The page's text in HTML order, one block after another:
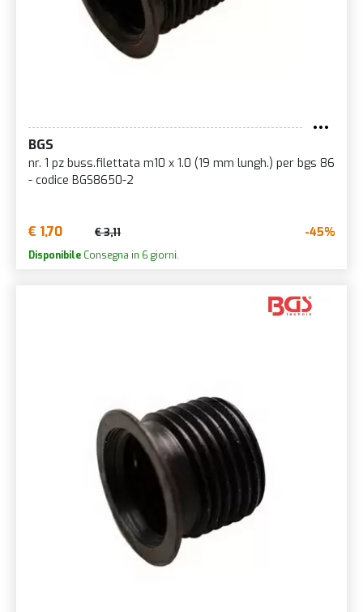
BGS
nr. 1 pz buss.filettata m10 x 1.0 (19 mm lungh.) per bgs 86
- codice BGS8650-2
€ 1,70 € 3,11 -45%
Disponibile Consegna in 6 giorni.